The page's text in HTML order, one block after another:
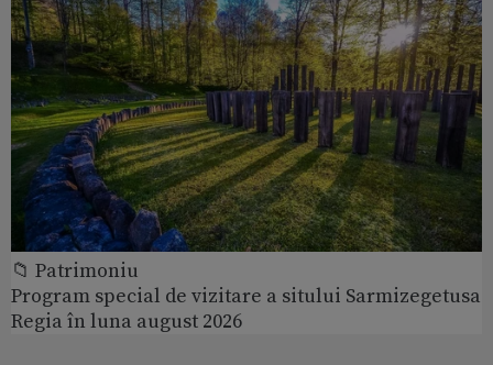
📁 Patrimoniu
Program special de vizitare a sitului Sarmizegetusa
Regia în luna august 2026